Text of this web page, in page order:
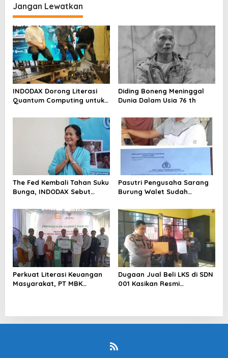
Metro Bekasi Kota
Jangan Lewatkan
INDODAX Dorong Literasi
Quantum Computing untuk
Blockchain
Diding Boneng Meninggal
Dunia Dalam Usia 76 th
The Fed Kembali Tahan Suku
Bunga, INDODAX Sebut
Sentimen Pasar
Pasutri Pengusaha Sarang
Burung Walet Sudah
Pelapor Desak Polda Jambi
Segera Lakukan Penahanan
Perkuat Literasi Keuangan
Masyarakat, PT MBK
Dugaan Jual Beli LKS di SDN
001 Kasikan Resmi